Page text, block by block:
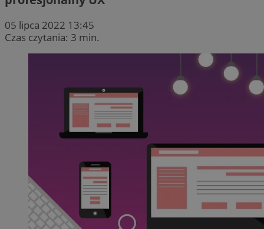
05 lipca 2022 13:45
Czas czytania: 3 min.